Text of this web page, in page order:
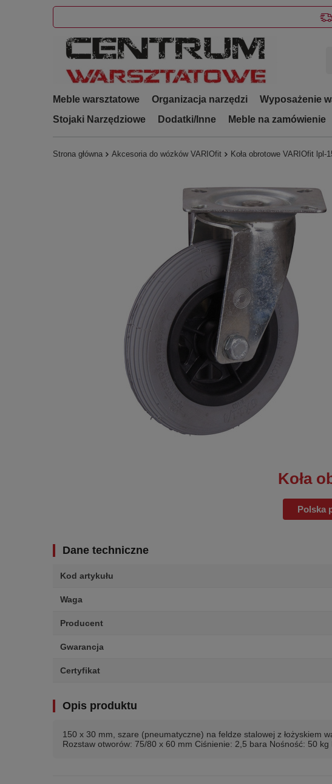
Meble warsztatowe Organizacja narzędzi Wyposażenie
Stojaki Narzędziowe
Dodatki/Inne Meble na zamówienie
Strona główna Akcesoria do wózków VARIOfit Koła obrotowe VARIOfit lpl-
Koła
Polska
Dane techniczne
Kod artykułu
Waga
Producent
Gwarancja
Certyfikat
Opis produktu
150 x 30 mm, szare (pneumatyczne) na feldze stalowej z łożyskiem
Rozstaw otworów: 75/80 x 60 mm Ciśnienie: 2,5 bara Nośność: 50